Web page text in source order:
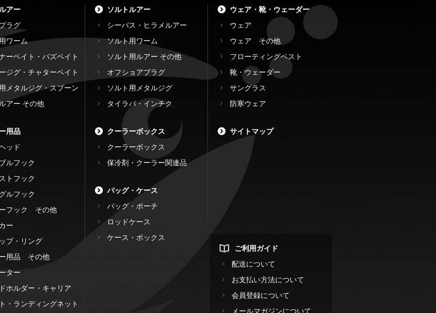
アー
ラグ
ワーム
ーベイト・バズベイト
ジグ・チャターベイト
メタルジグ・スプーン
アー その他
用品
ッド
ルフック
トフック
ルフック
フック その他
ー
プ・リング
用品 その他
ター
ホルダー・キャリア
・ランディングネット
ソルトルアー
シーバス・ヒラメルアー
ソルト用ワーム
ソルト用ルアー その他
オフショアプラグ
ソルト用メタルジグ
タイラバ・インチク
クーラーボックス
クーラーボックス
保冷剤・クーラー関連品
バッグ・ケース
バッグ・ポーチ
ロッドケース
ケース・ボックス
ウェア・靴・ウェーダー
ウェア
ウェア その他
フローティングベスト
靴・ウェーダー
サングラス
防寒ウェア
サイトマップ
ご利用ガイド
配送について
お支払い方法について
会員登録について
メールマガジンについて